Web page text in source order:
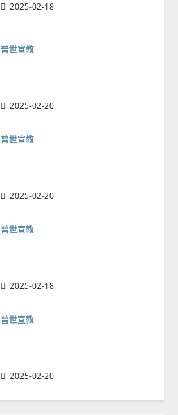
2025-02-18
普世宣教
2025-02-20
普世宣教
2025-02-20
普世宣教
2025-02-18
普世宣教
2025-02-20